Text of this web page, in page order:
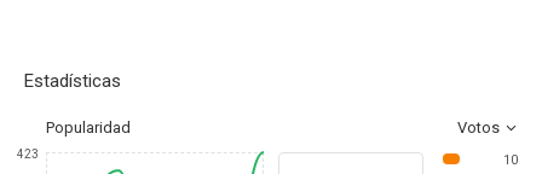
Estadísticas
Popularidad Votos
423
10